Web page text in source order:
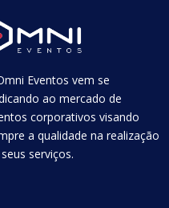
Eventos vem se
ao mercado de
corporativos visando
a qualidade na realização
serviços.